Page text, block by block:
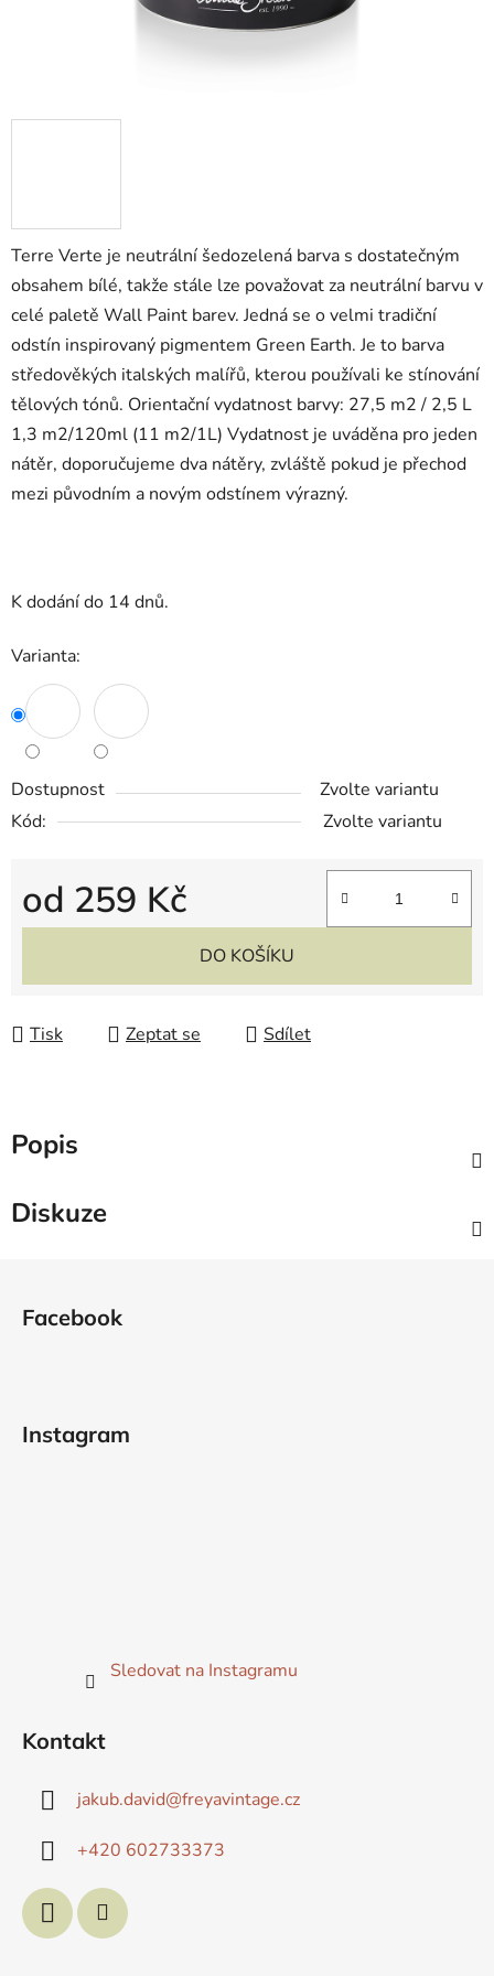
Terre Verte je neutrální šedozelená barva s dostatečným
obsahem bílé, takže stále lze považovat za neutrální barvu v
celé paletě Wall Paint barev. Jedná se o velmi tradiční
odstín inspirovaný pigmentem Green Earth. Je to barva
středověkých italských malířů, kterou používali ke stínování
tělových tónů. Orientační vydatnost barvy: 27,5 m2 / 2,5 L
1,3 m2/120ml (11 m2/1L) Vydatnost je uváděna pro jeden
nátěr, doporučujeme dva nátěry, zvláště pokud je přechod
mezi původním a novým odstínem výrazný.
K dodání do 14 dnů.
Varianta:
Dostupnost
Zvolte variantu
Kód:
Zvolte variantu
od 259 Kč
Měrná cena:
DO KOŠÍKU
Tisk Zeptat se Sdílet
Popis
Diskuze
Facebook
Instagram
Sledovat na Instagramu
Kontakt
jakub.david@freyavintage.cz
+420 602733373